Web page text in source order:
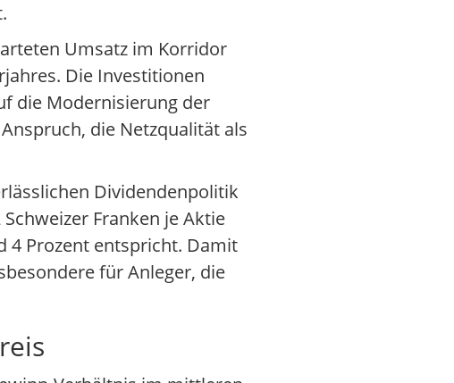
Umsatz im Korridor
Die Investitionen
die Modernisierung der
die Netzqualität als
Dividendenpolitik
Franken je Aktie
4 Prozent entspricht. Damit
für Anleger, die